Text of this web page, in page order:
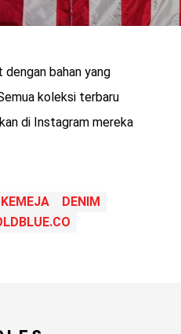
bahan yang
koleksi terbaru
di Instagram mereka
KEMEJA
DENIM